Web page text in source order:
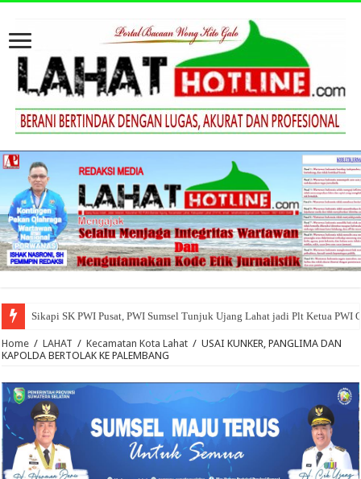
Sikapi SK PWI Pusat, PWI Sumsel Tunjuk Ujang Lahat jadi Plt Ketua PWI
Home / LAHAT / Kecamatan Kota Lahat / USAI KUNKER, PANGLIMA DAN
KAPOLDA BERTOLAK KE PALEMBANG